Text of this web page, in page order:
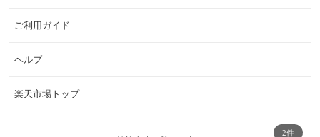
2件
ご利用ガイド
ヘルプ
楽天市場トップ